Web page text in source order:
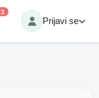
3
Prijavi se